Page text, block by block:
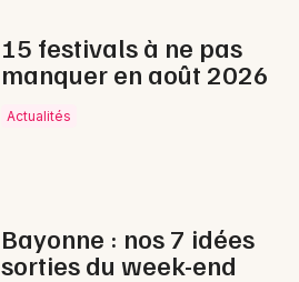
15 festivals à ne pas
manquer en août 2026
Actualités
Bayonne : nos 7 idées
sorties du week-end